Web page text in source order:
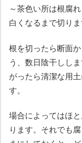
～茶色い所は根腐
白くなるまで切りま
根を切ったら断面
う、数日陰干しし
がったら清潔な用
す。
場合によってはほ
ります。それでも